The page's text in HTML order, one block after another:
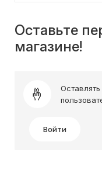
Оставьте
магазине!
Войти